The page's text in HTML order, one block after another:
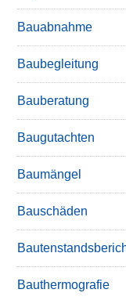
Bauabnahme
Baubegleitung
Bauberatung
Baugutachten
Baumängel
Bauschäden
Bauthermografie